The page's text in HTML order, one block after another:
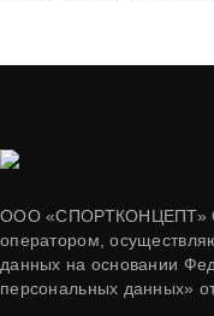
ООО «СПОРТКОНЦЕПТ»
оператором,
данных на основании
персональных данных»